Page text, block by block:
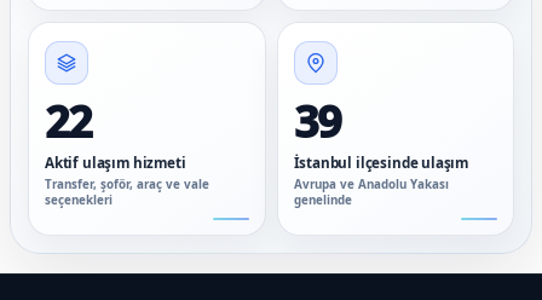
22
Aktif ulaşım hizmeti
Transfer, şoför, araç ve vale
seçenekleri
39
İstanbul ilçesinde ulaşım
Avrupa ve Anadolu Yakası
genelinde